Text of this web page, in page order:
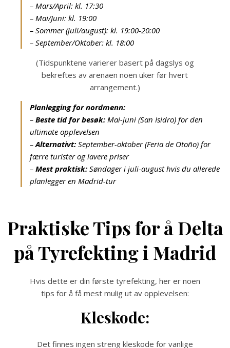
– Mars/April: kl. 17:30
– Mai/Juni: kl. 19:00
– Sommer (juli/august): kl. 19:00-20:00
– September/Oktober: kl. 18:00
(Tidspunktene varierer basert på dagslys og
bekreftes av arenaen noen uker før hvert
arrangement.)
Planlegging for nordmenn:
– Beste tid for besøk: Mai-juni (San Isidro) for den
ultimate opplevelsen
–Alternativt: September-oktober (Feria de Otoño) for
færre turister og lavere priser
– Mest praktisk: Søndager i juli-august hvis du allerede
planlegger en Madrid-tur
Praktiske Tips for å Delta
på Tyrefekting i Madrid
Hvis dette er din første tyrefekting, her er noen
tips for å få mest mulig ut av opplevelsen:
Kleskode:
Det finnes ingen streng kleskode for vanlige